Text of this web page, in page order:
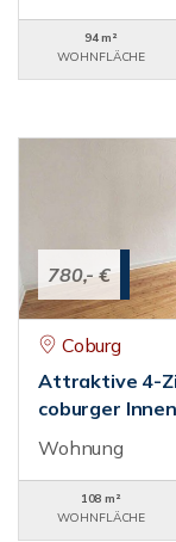
94 m²
WOHNFLÄCHE
780,- €
Coburg
Attraktive 4-
coburger
Wohnung
108 m²
WOHNFLÄCHE